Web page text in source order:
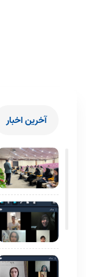
آخرین اخبار